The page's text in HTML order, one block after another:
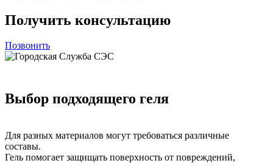
Получить консультацию
Позвонить
Выбор подходящего геля
Для разных материалов могут требоваться различные
составы.
Гель помогает защищать поверхность от повреждений,